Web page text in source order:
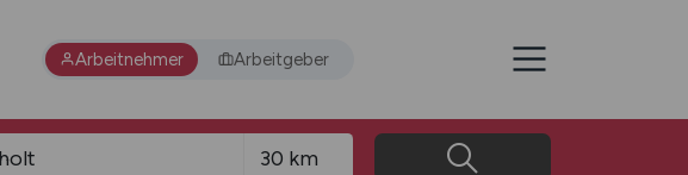
Arbeitnehmer Arbeitgeber